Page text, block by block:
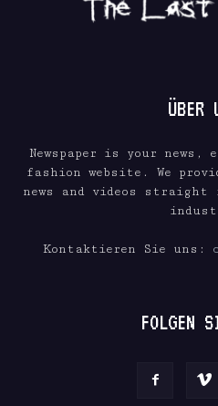
ÜBER
Newspaper is your news,
fashion website. We
news and videos straight
Kontaktieren Sie uns:
FOLGEN